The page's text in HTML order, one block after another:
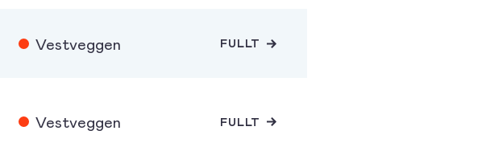
Vestveggen FULLT
Vestveggen FULLT